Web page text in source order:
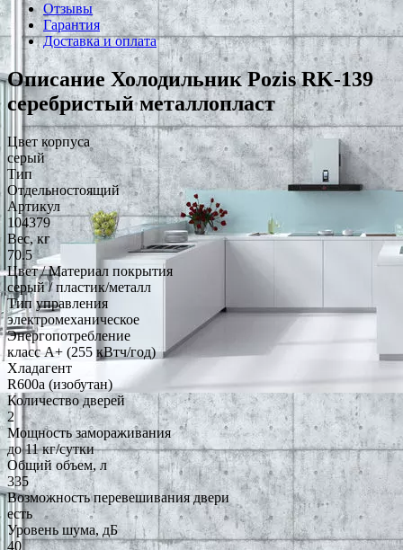
Отзывы
Гарантия
Доставка и оплата
Описание Холодильник Pozis RK-139
серебристый металлопласт
Цвет корпуса
серый
Тип
Отдельностоящий
Артикул
104379
Вес, кг
70.5
Цвет / Материал покрытия
серый / пластик/металл
Тип управления
электромеханическое
Энергопотребление
класс A+ (255 кВтч/год)
Хладагент
R600a (изобутан)
Количество дверей
2
Мощность замораживания
до 11 кг/cутки
Общий объем, л
335
Возможность перевешивания двери
есть
Уровень шума, дБ
40